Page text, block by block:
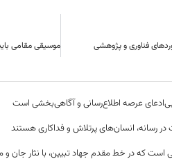
فناوری و پژوهشی
عرصه اطلاع‌رسانی و آگاهی‌بخشی است
در رسانه، انسان‌های پرتلاش و فداکاری هستند
است که در خط مقدم جهاد تبیین، با نثار جان